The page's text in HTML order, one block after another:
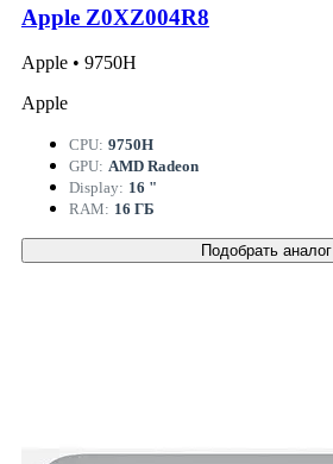
Apple Z0XZ004R8
Apple • 9750H
Apple
CPU: 9750H
GPU: AMD Radeon
Display: 16 "
RAM: 16 ГБ
Подобрать аналог